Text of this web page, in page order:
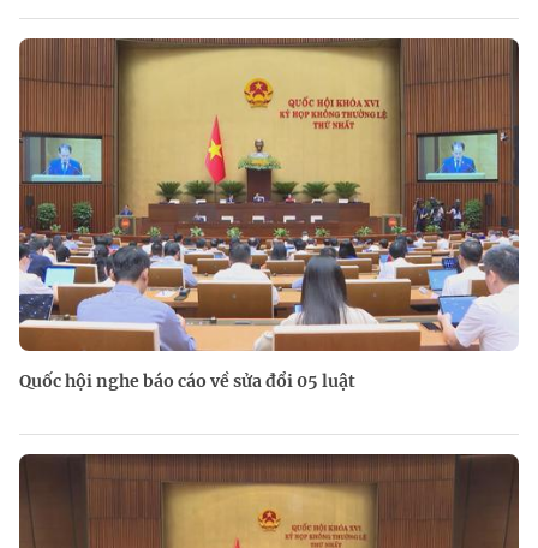
Quốc hội nghe báo cáo về sửa đổi 05 luật